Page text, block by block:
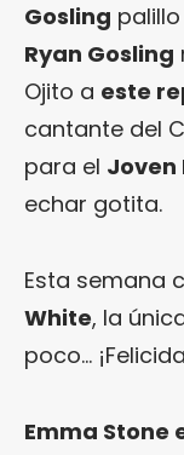
Gosling
Ryan Gosling
Ojito a este
cantante del
para el Joven
echar gotita.
Esta semana
White, la
poco…
Emma Stone